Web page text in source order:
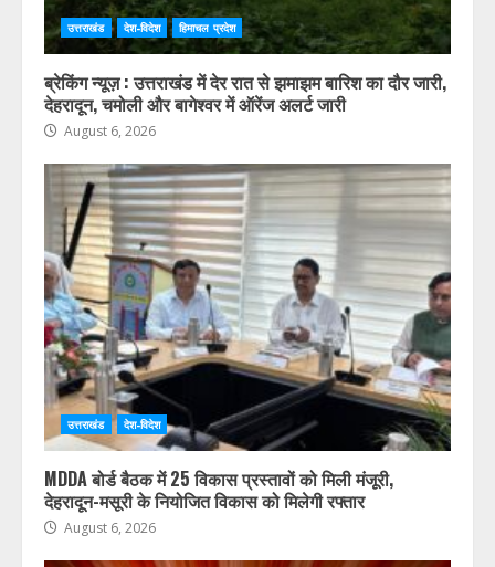
उत्तराखंड देश-विदेश हिमाचल प्रदेश
ब्रेकिंग न्यूज़ : उत्तराखंड में देर रात से झमाझम बारिश का दौर जारी,
देहरादून, चमोली और बागेश्वर में ऑरेंज अलर्ट जारी
August 6, 2026
उत्तराखंड देश-विदेश
MDDA बोर्ड बैठक में 25 विकास प्रस्तावों को मिली मंजूरी,
देहरादून-मसूरी के नियोजित विकास को मिलेगी रफ्तार
August 6, 2026